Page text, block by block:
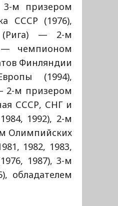
3-м призером
СССР (1976),
(Рига) — 2-м
— чемпионом
Финляндии
(1994),
2-м призером
СССР, СНГ и
1992), 2-м
Олимпийских
1982, 1983,
1987), 3-м
обладателем